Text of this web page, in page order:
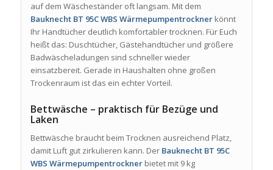
auf dem Wäscheständer oft langsam. Mit dem
Bauknecht BT 95C WBS Wärmepumpentrocknerkönnt
Ihr Handtücher deutlich komfortabler trocknen. Für Euch
heißt das: Duschtücher, Gästehandtücher und größere
Badwäscheladungen sind schneller wieder
einsatzbereit. Gerade in Haushalten ohne großen
Trockenraum ist das ein echter Vorteil.
Bettwäsche – praktisch für Bezüge und
Laken
Bettwäsche braucht beim Trocknen ausreichend Platz,
damit Luft gut zirkulieren kann. Der Bauknecht BT 95C
WBS Wärmepumpentrocknerbietet mit 9 kg